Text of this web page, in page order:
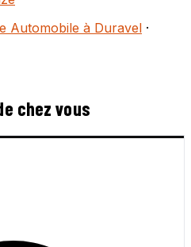
Automobile à Duravel ·
chez vous